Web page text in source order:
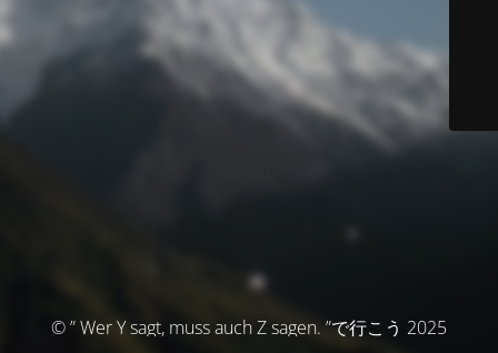
© ” Wer Y sagt, muss auch Z sagen. ”で行こう 2025